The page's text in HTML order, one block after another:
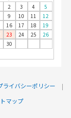
2 3 4
5
9 10 11
12
16 17 18
19
23 24 25
26
30
ライバシーポリシー
マップ